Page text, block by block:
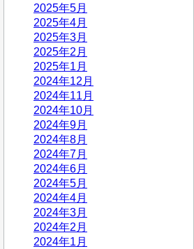
2025年5月
2025年4月
2025年3月
2025年2月
2025年1月
2024年12月
2024年11月
2024年10月
2024年9月
2024年8月
2024年7月
2024年6月
2024年5月
2024年4月
2024年3月
2024年2月
2024年1月